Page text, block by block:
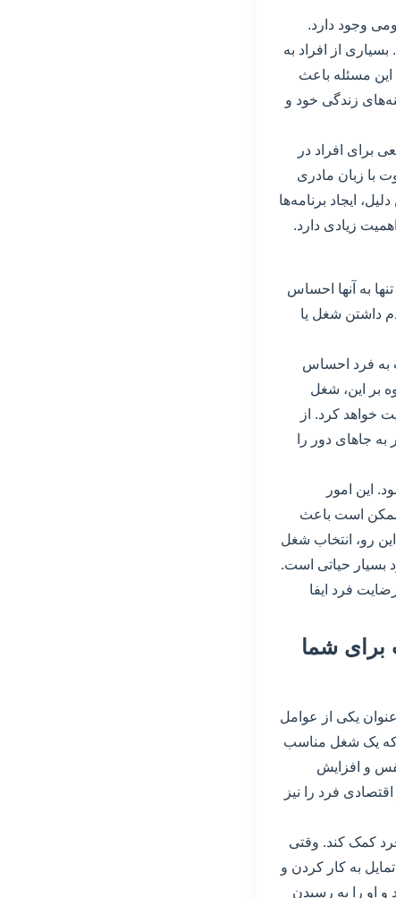
وجود دارد.
از افراد به
این مسئله باعث
زندگی خود و
برای افراد در
با زبان مادری
ایجاد برنامه‌ها
زیادی دارد.
به آنها احساس
داشتن شغل یا
به فرد احساس
بر این، شغل
خواهد کرد. از
جاهای دور را
این امور
است باعث
رو، انتخاب شغل
بسیار حیاتی است.
فرد ایفا
برای شما
یکی از عوامل
یک شغل مناسب
و افزایش
فرد را نیز
کمک کند. وقتی
به کار کردن و
و او را به رسیدن